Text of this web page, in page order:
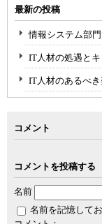
最新の投稿
情報システム部
IT人材の処遇と
IT人材のあるべ
コメント
コメントを投稿する
名前
名前を記憶してお